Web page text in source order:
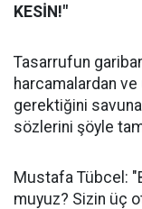
KESİN!"
Tasarrufun
harcamalardan
gerektiğini
sözlerini şöyle
Mustafa Tübcel:
muyuz? Sizin üç